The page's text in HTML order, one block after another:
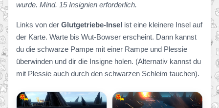
wurde. Mind. 15 Insignien erforderlich.
Links von der Glutgetriebe-Insel ist eine kleinere Insel auf
der Karte. Warte bis Wut-Bowser erscheint. Dann kannst
du die schwarze Pampe mit einer Rampe und Plessie
überwinden und dir die Insigne holen. (Alternativ kannst du
mit Plessie auch durch den schwarzen Schleim tauchen).